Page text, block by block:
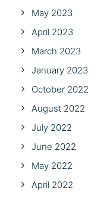
May 2023
April 2023
March 2023
January 2023
October 2022
August 2022
July 2022
June 2022
May 2022
April 2022